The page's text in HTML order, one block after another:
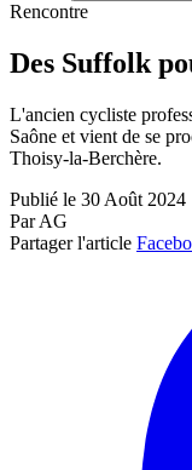
Rencontre
Des Suffolk
L'ancien cycliste
Saône et vient de se
Thoisy-la-Berchère.
Publié le 30 Août 2024
Par AG
Partager l'article